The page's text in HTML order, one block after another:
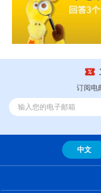
订阅电
中文